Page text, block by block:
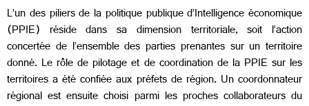
L’un des piliers de la politique publique d’Intelligence économique
(PPIE) réside dans sa dimension territoriale, soit l’action
concertée de l’ensemble des parties prenantes sur un territoire
donné. Le rôle de pilotage et de coordination de la PPIE sur les
territoires a été confiée aux préfets de région. Un coordonnateur
régional est ensuite choisi parmi les proches collaborateurs du